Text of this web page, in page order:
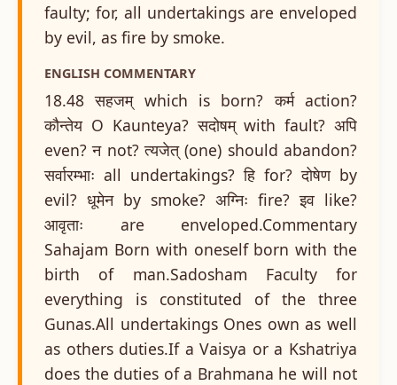
faulty; for, all undertakings are enveloped
by evil, as fire by smoke.
ENGLISH COMMENTARY
18.48 सहजम् which is born? कर्म action?
कौन्तेय O Kaunteya? सदोषम् with fault? अपि
even? न not? त्यजेत् (one) should abandon?
सर्वारम्भाः all undertakings? हि for? दोषेण by
evil? धूमेन by smoke? अग्निः fire? इव like?
आवृताः are enveloped.Commentary
Sahajam Born with oneself born with the
birth of man.Sadosham Faculty for
everything is constituted of the three
Gunas.All undertakings Ones own as well
as others duties.If a Vaisya or a Kshatriya
does the duties of a Brahmana he will not